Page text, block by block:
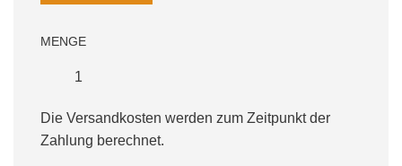
MENGE
Die Versandkosten werden zum Zeitpunkt der
Zahlung berechnet.